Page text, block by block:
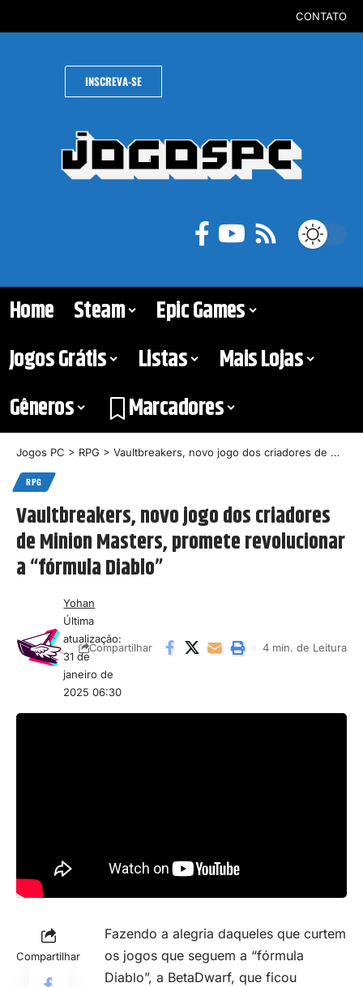
CONTATO
INSCREVA-SE
Home Steam
Epic Games
Jogos Grátis
Listas
Mais Lojas
Gêneros
Marcadores
Jogos PC > RPG > Vaultbreakers, novo jogo dos criadores de Minion Masters, promete revolucionar a “fórmula Diablo”
RPG
Vaultbreakers, novo jogo dos criadores
de Minion Masters, promete revolucionar
a “fórmula Diablo”
Última
atualização:
31 de
janeiro de
2025 06:30
Yohan
Compartilhar 4 min. de Leitura
Compartilhar
Fazendo a alegria daqueles que curtem
os jogos que seguem a “fórmula
Diablo”, a BetaDwarf, que ficou